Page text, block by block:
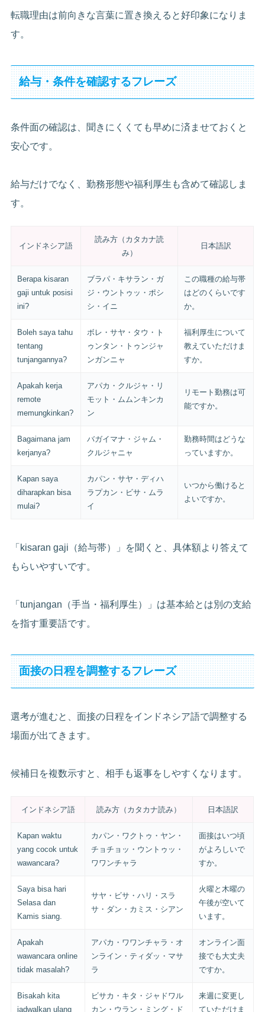
転職理由は前向きな言葉に置き換えると好印象になりま
す。
給与・条件を確認するフレーズ
条件面の確認は、聞きにくくても早めに済ませておくと
安心です。
給与だけでなく、勤務形態や福利厚生も含めて確認しま
す。
インドネシア語
読み方（カタカナ読
み）
日本語訳
Berapa kisaran
gaji untuk posisi
ini?
ブラパ・キサラン・ガ
ジ・ウントゥッ・ポシ
シ・イニ
この職種の給与帯
はどのくらいです
か。
Boleh saya tahu
tentang
tunjangannya?
ボレ・サヤ・タウ・ト
ゥンタン・トゥンジャ
ンガンニャ
福利厚生について
教えていただけま
すか。
Apakah kerja
remote
memungkinkan?
アパカ・クルジャ・リ
モット・ムムンキンカ
ン
リモート勤務は可
能ですか。
Bagaimana jam
kerjanya?
バガイマナ・ジャム・
クルジャニャ
勤務時間はどうな
っていますか。
Kapan saya
diharapkan bisa
mulai?
カパン・サヤ・ディハ
ラプカン・ビサ・ムラ
イ
いつから働けると
よいですか。
「kisaran gaji（給与帯）」を聞くと、具体額より答えて
もらいやすいです。
「tunjangan（手当・福利厚生）」は基本給とは別の支給
を指す重要語です。
面接の日程を調整するフレーズ
選考が進むと、面接の日程をインドネシア語で調整する
場面が出てきます。
候補日を複数示すと、相手も返事をしやすくなります。
インドネシア語 読み方（カタカナ読み） 日本語訳
Kapan waktu
yang cocok untuk
wawancara?
カパン・ワクトゥ・ヤン・
チョチョッ・ウントゥッ・
ワワンチャラ
面接はいつ頃
がよろしいで
すか。
Saya bisa hari
Selasa dan
Kamis siang.
サヤ・ビサ・ハリ・スラ
サ・ダン・カミス・シアン
火曜と木曜の
午後が空いて
います。
Apakah
wawancara online
tidak masalah?
アパカ・ワワンチャラ・オ
ンライン・ティダッ・マサ
ラ
オンライン面
接でも大丈夫
ですか。
Bisakah kita
jadwalkan ulang
ビサカ・キタ・ジャドワル
カン・ウラン・ミング・ド
来週に変更し
ていただけま